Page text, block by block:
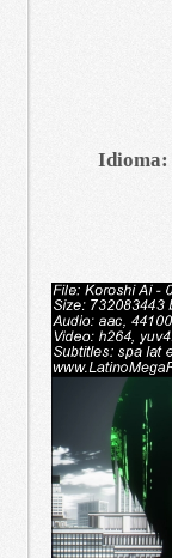
Idioma: